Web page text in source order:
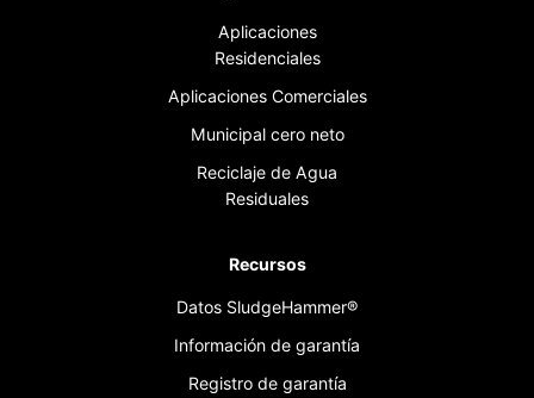
Aplicaciones
Residenciales
Aplicaciones Comerciales
Municipal cero neto
Reciclaje de Agua
Residuales
Recursos
Datos SludgeHammer®
Información de garantía
Registro de garantía